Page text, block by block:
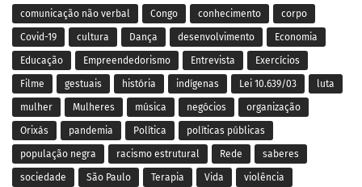
comunicação não verbal Congo conhecimento corpo
Covid-19 cultura Dança desenvolvimento Economia
Educação Empreendedorismo Entrevista Exercícios
Filme gestuais história indígenas Lei 10.639/03 luta
mulher Mulheres música negócios organização
Orixás pandemia Política políticas públicas
população negra racismo estrutural Rede saberes
sociedade São Paulo Terapia Vida violência